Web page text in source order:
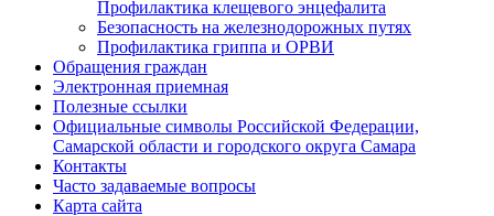
Профилактика клещевого энцефалита
Безопасность на железнодорожных путях
Профилактика гриппа и ОРВИ
Обращения граждан
Электронная приемная
Полезные ссылки
Официальные символы Российской Федерации,
Самарской области и городского округа Самара
Контакты
Часто задаваемые вопросы
Карта сайта